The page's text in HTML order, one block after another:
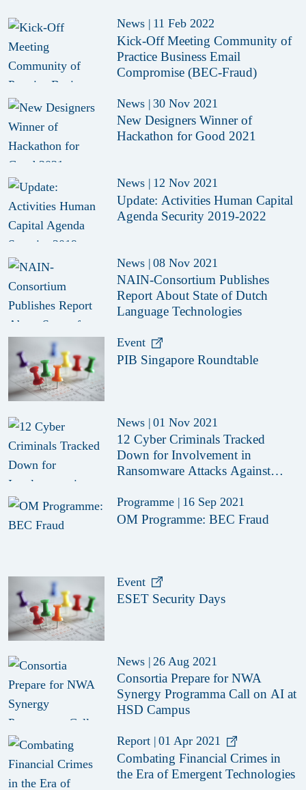
News | 11 Feb 2022
Kick-Off Meeting Community of
Practice Business Email
Compromise (BEC-Fraud)
News | 30 Nov 2021
New Designers Winner of
Hackathon for Good 2021
News | 12 Nov 2021
Update: Activities Human Capital
Agenda Security 2019-2022
News | 08 Nov 2021
NAIN-Consortium Publishes
Report About State of Dutch
Language Technologies
Event
PIB Singapore Roundtable
News | 01 Nov 2021
12 Cyber Criminals Tracked
Down for Involvement in
Ransomware Attacks Against
Programme | 16 Sep 2021
OM Programme: BEC Fraud
Event
ESET Security Days
News | 26 Aug 2021
Consortia Prepare for NWA
Synergy Programma Call on AI at
HSD Campus
Report | 01 Apr 2021
Combating Financial Crimes in
the Era of Emergent Technologies